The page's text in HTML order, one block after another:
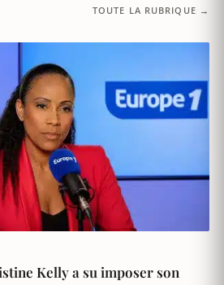
TOUTE LA RUBRIQUE →
Kelly a su imposer son